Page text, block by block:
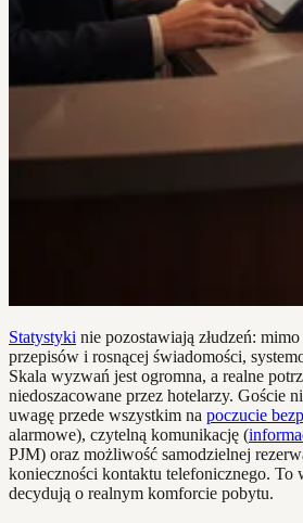
Statystyki nie pozostawiają złudzeń:
przepisów i rosnącej świadomości,
Skala wyzwań jest ogromna, a realne
niedoszacowane przez hotelarzy. Goście
uwagę przede wszystkim na poczucie
alarmowe), czytelną komunikację (
PJM) oraz możliwość samodzielnej
konieczności kontaktu telefonicznego. To
decydują o realnym komforcie pobytu.